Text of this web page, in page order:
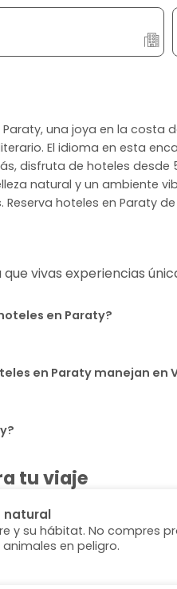
una joya en la costa
El idioma en esta
disfruta de hoteles
natural y un ambiente
hoteles en Paraty
vivas experiencias
en Paraty?
en Paraty manejan en
tu viaje
natural
y su hábitat. No compres
en peligro.